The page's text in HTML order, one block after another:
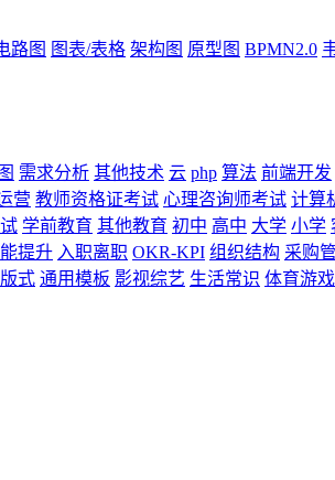
路图 图表/表格 架构图 原型图 BPMN2.0
需求分析 其他技术 云 php 算法 前端开发
营 教师资格证考试 心理咨询师考试 计算
学前教育 其他教育 初中 高中 大学 小学
提升 入职离职 OKR-KPI 组织结构 采购
式 通用模板 影视综艺 生活常识 体育游戏